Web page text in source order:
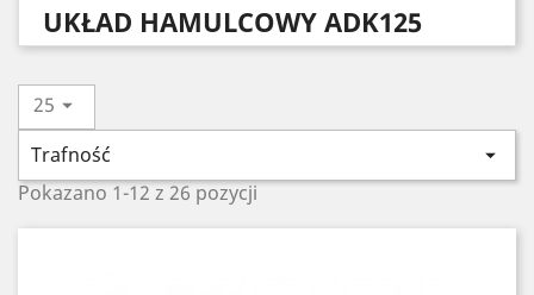
UKŁAD HAMULCOWY ADK125
25 
Trafność 
Pokazano 1-12 z 26 pozycji